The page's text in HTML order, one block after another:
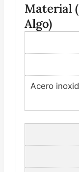
Material
Algo)
Acero